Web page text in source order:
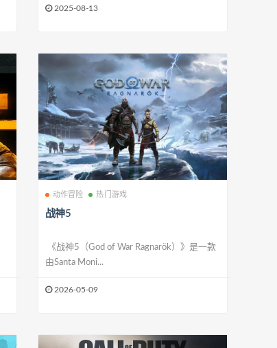
2025-08-13
动作冒险 热门游戏
战神5
《战神5（God of War Ragnarök）》是一款
由Santa Moni...
2026-05-09